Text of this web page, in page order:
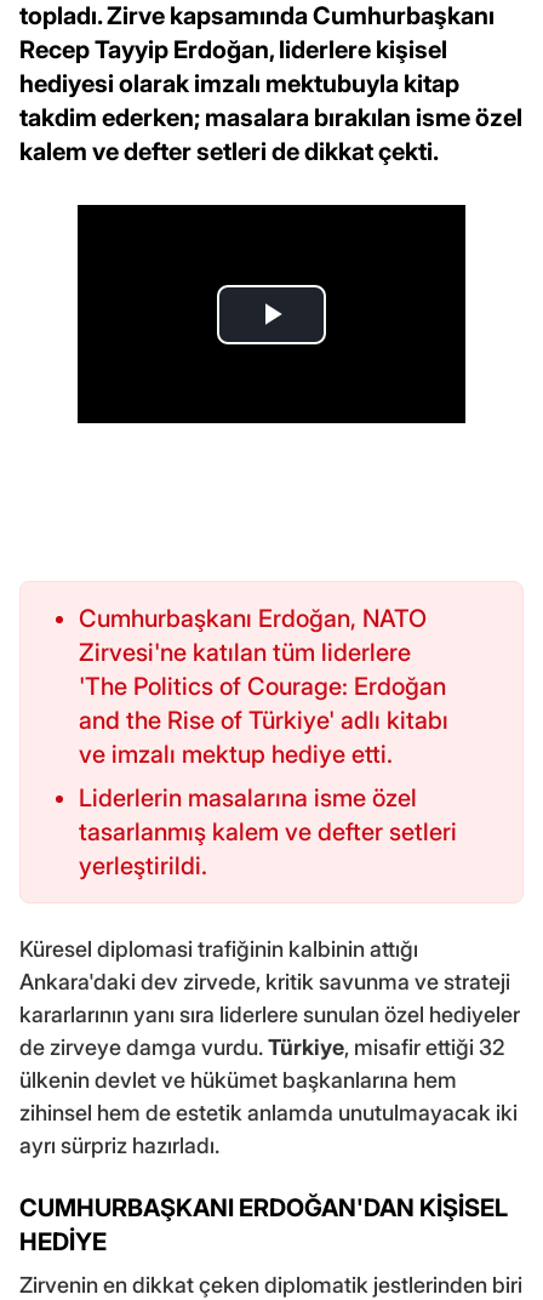
topladı. Zirve kapsamında Cumhurbaşkanı
Recep Tayyip Erdoğan, liderlere kişisel
hediyesi olarak imzalı mektubuyla kitap
takdim ederken; masalara bırakılan isme özel
kalem ve defter setleri de dikkat çekti.
Cumhurbaşkanı Erdoğan, NATO
Zirvesi'ne katılan tüm liderlere
'The Politics of Courage: Erdoğan
and the Rise of Türkiye' adlı kitabı
ve imzalı mektup hediye etti.
Liderlerin masalarına isme özel
tasarlanmış kalem ve defter setleri
yerleştirildi.
Küresel diplomasi trafiğinin kalbinin attığı
Ankara'daki dev zirvede, kritik savunma ve strateji
kararlarının yanı sıra liderlere sunulan özel hediyeler
de zirveye damga vurdu.Türkiye, misafir ettiği 32
ülkenin devlet ve hükümet başkanlarına hem
zihinsel hem de estetik anlamda unutulmayacak iki
ayrı sürpriz hazırladı.
CUMHURBAŞKANI ERDOĞAN'DAN KİŞİSEL
HEDİYE
Zirvenin en dikkat çeken diplomatik jestlerinden biri